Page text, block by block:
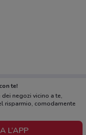
te!
negozi vicino a te,
risparmio, comodamente
L’APP